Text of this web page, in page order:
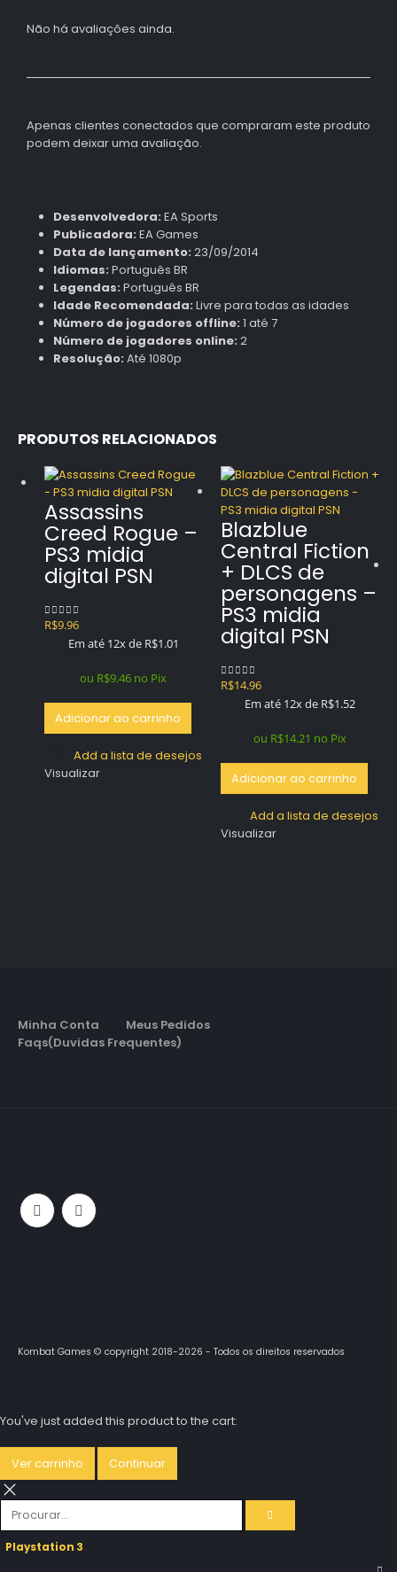
Não há avaliações ainda.
Apenas clientes conectados que compraram este produto
podem deixar uma avaliação.
Desenvolvedora: EA Sports
Publicadora: EA Games
Data de lançamento: 23/09/2014
Idiomas: Português BR
Legendas: Português BR
Idade Recomendada: Livre para todas as idades
Número de jogadores offline: 1 até 7
Número de jogadores online: 2
Resolução: Até 1080p
PRODUTOS RELACIONADOS
Assassins
Creed Rogue –
PS3 midia
digital PSN
0out of 5
R$9.96
Em até 12x de R$1.01
ou R$9.46 no Pix
Adicionar ao carrinho
Add a lista de desejos
Visualizar
Blazblue
Central Fiction
+ DLCS de
personagens –
PS3 midia
digital PSN
0out of 5
R$14.96
Em até 12x de R$1.52
ou R$14.21 no Pix
Adicionar ao carrinho
Add a lista de desejos
Visualizar
Minha Conta
Meus Pedidos
Faqs(Duvidas Frequentes)
Kombat Games © copyright 2018-2026 - Todos os direitos reservados
You've just added this product to the cart:
Ver carrinho Continuar
Playstation 3